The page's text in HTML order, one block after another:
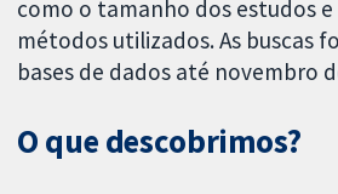
como o tamanho dos estudos
métodos utilizados. As buscas
bases de dados até novembro
O que descobrimos?